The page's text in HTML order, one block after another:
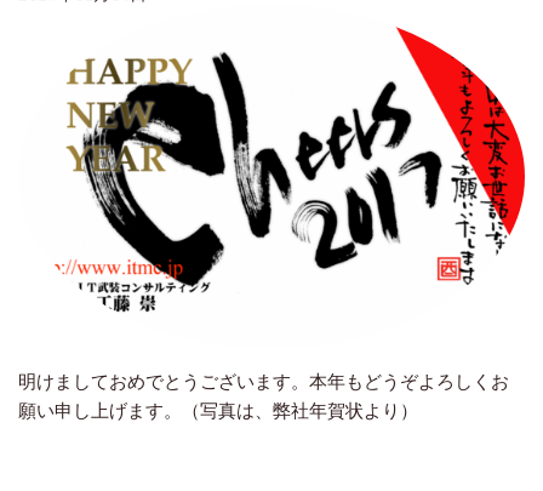
明けましておめでとうございます。本年もどうぞよろしくお
願い申し上げます。（写真は、弊社年賀状より）